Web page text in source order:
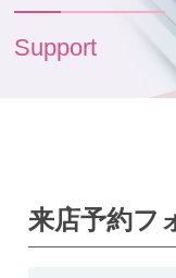
Support
来店予約フ